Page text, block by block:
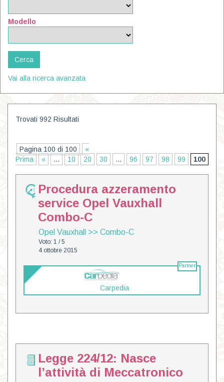
Modello
Vai alla ricerca avanzata
Trovati 992 Risultati
Pagina 100 di 100
«
Prima
« ... 10 20 30 ... 96 97 98 99 100
Procedura azzeramento
service Opel Vauxhall
Combo-C
Opel Vauxhall >> Combo-C
Voto: 1 / 5
4 ottobre 2015
Partner
Carpedia
Legge 224/12: Nasce
l’attività di Meccatronico